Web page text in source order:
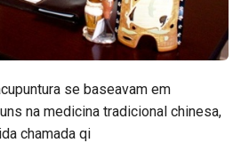
se baseavam em
na medicina tradicional chinesa,
chamada qi